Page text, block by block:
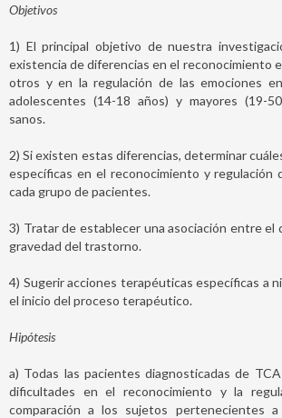
Objetivos
1) El principal objetivo de nuestra
existencia de diferencias en el reconocimiento
otros y en la regulación de las emociones
adolescentes (14-18 años) y mayores (19-
sanos.
2) Si existen estas diferencias, determinar
específicas en el reconocimiento y regulación
cada grupo de pacientes.
3) Tratar de establecer una asociación entre el
gravedad del trastorno.
4) Sugerir acciones terapéuticas específicas a
el inicio del proceso terapéutico.
Hipótesis
a) Todas las pacientes diagnosticadas de
dificultades en el reconocimiento y la
comparación a los sujetos pertenecientes